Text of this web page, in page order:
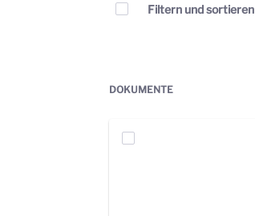
Elemente auswählen
Filtern und sortieren
DOKUMENTE